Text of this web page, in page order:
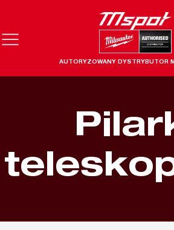
AUTORYZOWANY DYSTRYBUTOR